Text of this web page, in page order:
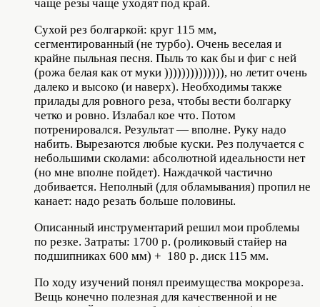
чаще резы чаще уходят под край.
Сухой рез болгаркой: круг 115 мм,
сегментированный (не турбо). Очень веселая и
крайне пыльная песня. Пыль то как бы и фиг с ней
(рожа белая как от муки )))))))))))))), но летит очень
далеко и высоко (и наверх). Необходимы также
прилады для ровного реза, чтобы вести болгарку
четко и ровно. Излабал кое что. Потом
потренировался. Результат — вполне. Руку надо
набить. Вырезаются любые куски. Рез получается с
небольшими сколами: абсолютной идеальности нет
(но мне вполне пойдет). Наждачкой частично
добивается. Неполный (для обламывания) пропил не
канает: надо резать больше половины.
Описанный инструментарий решил мои проблемы
по резке. Затраты: 1700 р. (роликовый стайер на
подшипниках 600 мм) + 180 р. диск 115 мм.
По ходу изучений понял преимущества мокрореза.
Вещь конечно полезная для качественной и не